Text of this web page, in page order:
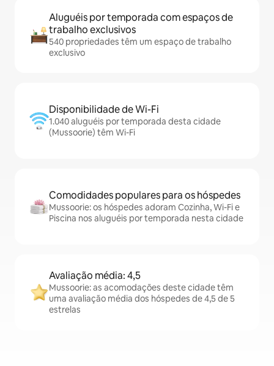
Aluguéis por temporada com espaços de
trabalho exclusivos
540 propriedades têm um espaço de trabalho
exclusivo
Disponibilidade de Wi-Fi
1.040 aluguéis por temporada desta cidade
(Mussoorie) têm Wi-Fi
Comodidades populares para os hóspedes
Mussoorie: os hóspedes adoram Cozinha, Wi-Fi e
Piscina nos aluguéis por temporada nesta cidade
Avaliação média: 4,5
Mussoorie: as acomodações deste cidade têm
uma avaliação média dos hóspedes de 4,5 de 5
estrelas